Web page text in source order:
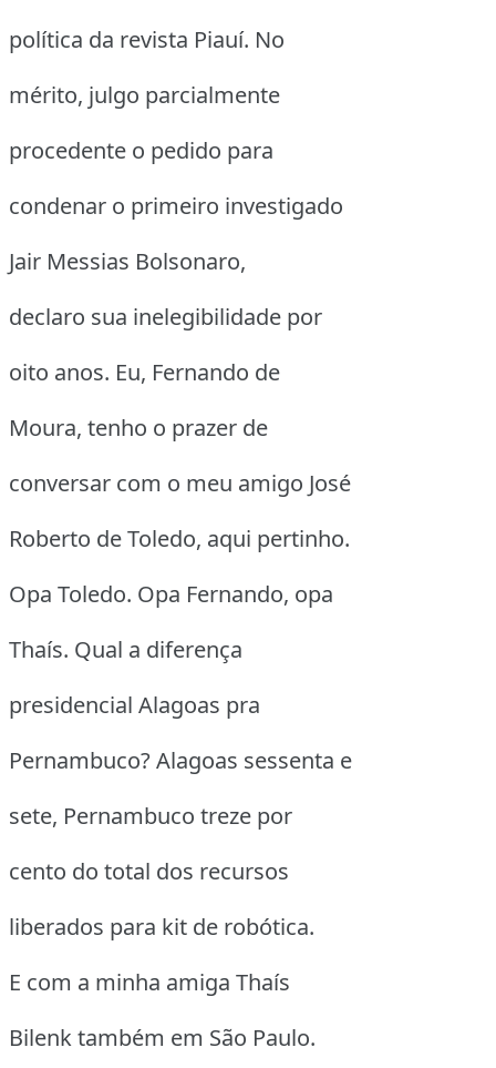
política da revista Piauí. No
mérito, julgo parcialmente
procedente o pedido para
condenar o primeiro investigado
Jair Messias Bolsonaro,
declaro sua inelegibilidade por
oito anos. Eu, Fernando de
Moura, tenho o prazer de
conversar com o meu amigo José
Roberto de Toledo, aqui pertinho.
Opa Toledo. Opa Fernando, opa
Thaís. Qual a diferença
presidencial Alagoas pra
Pernambuco? Alagoas sessenta e
sete, Pernambuco treze por
cento do total dos recursos
liberados para kit de robótica.
E com a minha amiga Thaís
Bilenk também em São Paulo.